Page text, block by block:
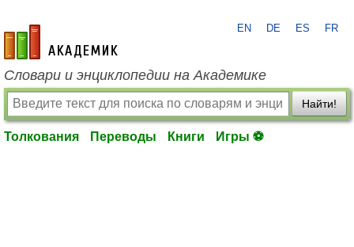
academic.ru
EN DE ES FR
Словари и энциклопедии на Академике
Найти!
Толкования Переводы Книги Игры ⚽